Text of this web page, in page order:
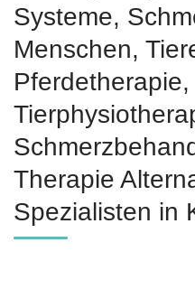
Systeme,
Menschen,
Pferdetherapie,
Therapie
Spezialisten in